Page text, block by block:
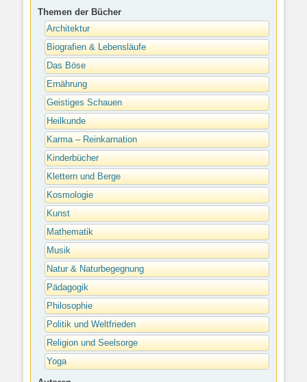
Themen der Bücher
Architektur
Biografien & Lebensläufe
Das Böse
Ernährung
Geistiges Schauen
Heilkunde
Karma – Reinkarnation
Kinderbücher
Klettern und Berge
Kosmologie
Kunst
Mathematik
Musik
Natur & Naturbegegnung
Pädagogik
Philosophie
Politik und Weltfrieden
Religion und Seelsorge
Yoga